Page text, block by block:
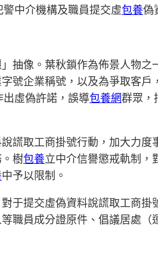
中介機構及職員提交虛包養偽
抽像。葉秋鎖作為佈景人物
號企業稱號，以及為爭取客戶
虛偽許諾，誤導包養網群眾，
謊取工商掛號行動，加大力度
樹包養立中介信譽懲戒軌制，
中予以限制。
于提交虛偽資料說謊取工商
職員成分證原件、倡議居處（